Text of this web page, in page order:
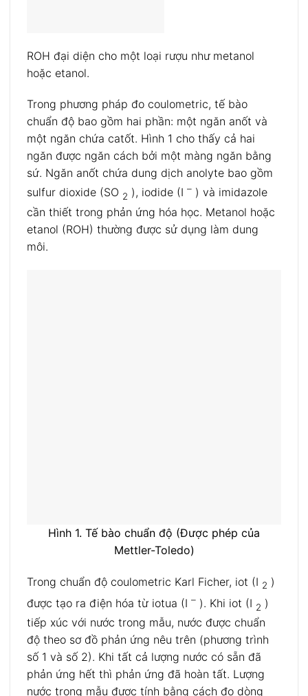
ROH đại diện cho một loại rượu như metanol
hoặc etanol.
Trong phương pháp đo coulometric, tế bào
chuẩn độ bao gồm hai phần: một ngăn anốt và
một ngăn chứa catốt. Hình 1 cho thấy cả hai
ngăn được ngăn cách bởi một màng ngăn bằng
sứ. Ngăn anốt chứa dung dịch anolyte bao gồm
sulfur dioxide (SO 2 ), iodide (I – ) và imidazole
cần thiết trong phản ứng hóa học. Metanol hoặc
etanol (ROH) thường được sử dụng làm dung
môi.
Hình 1. Tế bào chuẩn độ (Được phép của
Mettler-Toledo)
Trong chuẩn độ coulometric Karl Ficher, iot (I 2 )
được tạo ra điện hóa từ iotua (I – ). Khi iot (I 2 )
tiếp xúc với nước trong mẫu, nước được chuẩn
độ theo sơ đồ phản ứng nêu trên (phương trình
số 1 và số 2). Khi tất cả lượng nước có sẵn đã
phản ứng hết thì phản ứng đã hoàn tất. Lượng
nước trong mẫu được tính bằng cách đo dòng